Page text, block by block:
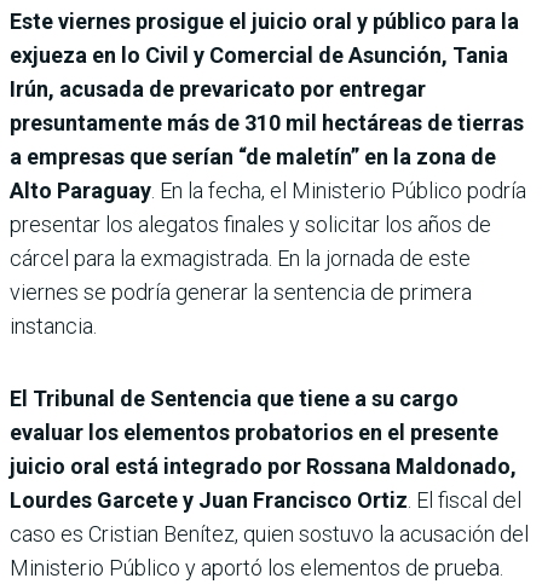
Este viernes prosigue el juicio oral y público para la
exjueza en lo Civil y Comercial de Asunción, Tania
Irún, acusada de prevaricato por entregar
presuntamente más de 310 mil hectáreas de tierras
a empresas que serían “de maletín” en la zona de
Alto Paraguay . En la fecha, el Ministerio Público podría
presentar los alegatos finales y solicitar los años de
cárcel para la exmagistrada. En la jornada de este
viernes se podría generar la sentencia de primera
instancia.
El Tribunal de Sentencia que tiene a su cargo
evaluar los elementos probatorios en el presente
juicio oral está integrado por Rossana Maldonado,
Lourdes Garcete y Juan Francisco Ortiz . El fiscal del
caso es Cristian Benítez, quien sostuvo la acusación del
Ministerio Público y aportó los elementos de prueba.